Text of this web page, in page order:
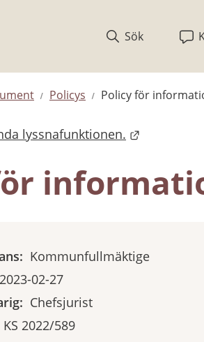
Sök
Policys Policy för
lyssnafunktionen.
Kommunfullmäktige
2023-02-27
Chefsjurist
KS 2022/589